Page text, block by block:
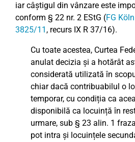
iar câștigul din vânzare este
conform § 22 nr. 2 EStG (FG
3825/11 , recurs IX R 37/16).
Cu toate acestea, Curtea
anulat decizia și a hotărât
considerată utilizată în
chiar dacă contribuabilul o
temporar, cu condiția ca
disponibilă ca locuință în
urmare, sub § 23 alin. 1
pot intra și locuințele